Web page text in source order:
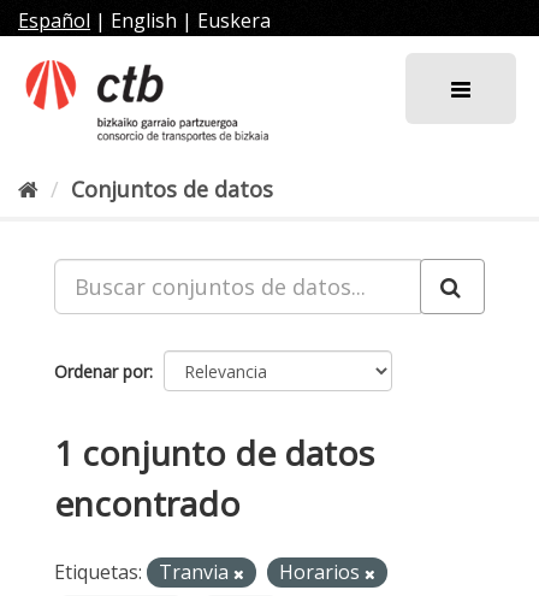
al
contenido
Español | English | Euskera
Conjuntos de datos
Ordenar por
1 conjunto de datos
encontrado
Etiquetas: Tranvia
Horarios